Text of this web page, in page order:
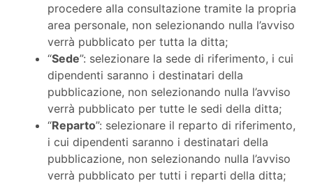
procedere alla consultazione tramite la propria
area personale, non selezionando nulla l’avviso
verrà pubblicato per tutta la ditta;
“Sede”: selezionare la sede di riferimento, i cui
dipendenti saranno i destinatari della
pubblicazione, non selezionando nulla l’avviso
verrà pubblicato per tutte le sedi della ditta;
“Reparto”: selezionare il reparto di riferimento,
i cui dipendenti saranno i destinatari della
pubblicazione, non selezionando nulla l’avviso
verrà pubblicato per tutti i reparti della ditta;